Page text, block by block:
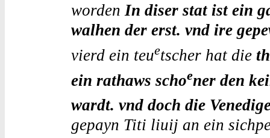
worden In diser stat ist ein
walhen der erst. vnd ire
vierd ein teuetscher hat die
ein rathaws schoener den
wardt. vnd doch die
gepayn Titi liuij an ein